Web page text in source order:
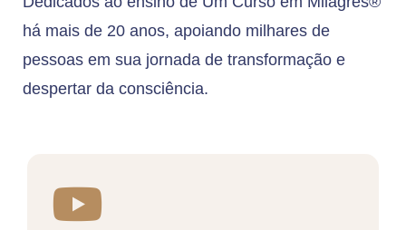
há mais de 20 anos, apoiando milhares de
pessoas em sua jornada de transformação e
despertar da consciência.